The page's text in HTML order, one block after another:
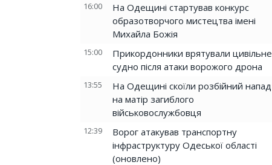
16:00
На Одещині стартував конкурс
образотворчого мистецтва імені
Михайла Божія
15:00
Прикордонники врятували цивільне
судно після атаки ворожого дрона
13:55
На Одещині скоїли розбійний напад
на матір загиблого
військовослужбовця
12:39
Ворог атакував транспортну
інфраструктуру Одеської області
(оновлено)